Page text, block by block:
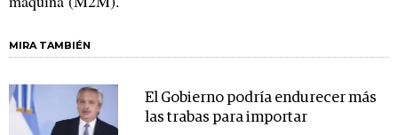
MIRA TAMBIÉN
El Gobierno podría endurecer más
las trabas para importar